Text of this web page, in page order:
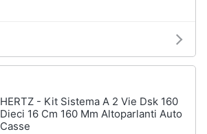
HERTZ - Kit Sistema A 2 Vie Dsk 160
Dieci 16 Cm 160 Mm Altoparlanti Auto
Casse